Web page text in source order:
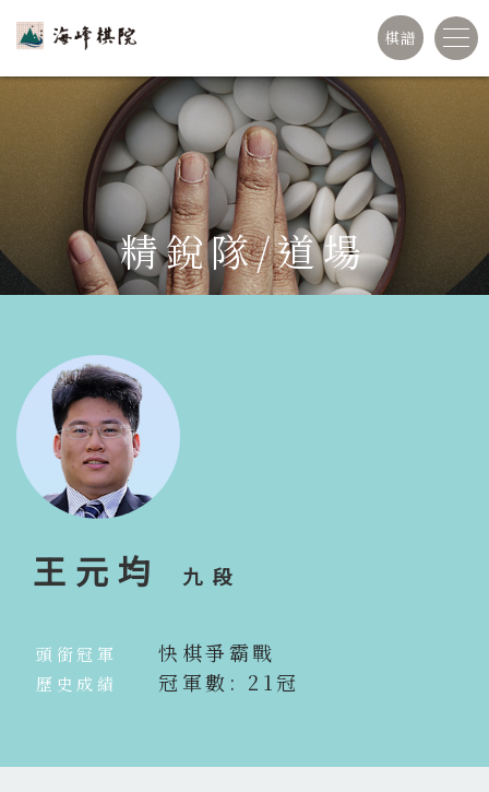
棋譜
精銳隊/道場
王元均 九段
頭銜冠軍 快棋爭霸戰
歷史成績 冠軍數: 21冠